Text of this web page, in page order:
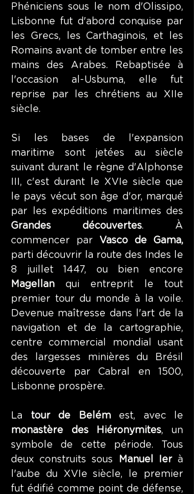
Phéniciens sous le nom d'Olissipo,
Lisbonne fut d'abord conquise par
les Grecs, les Carthaginois, et les
Romains avant de tomber entre les
mains des Arabes. Rebaptisée à
l'occasion al-Usbuma, elle fut
reprise par les chrétiens au XIIe
siècle.
Si les bases de l'expansion
maritime sont jetées au siècle
suivant durant le règne d'Alphonse
III, c'est durant le XVIe siècle que
le pays vécut son âge d'or, marqué
Grandes découvertes. À
commencer par
parti découvrir la route des Indes le
Magellan qui entreprit le tout
premier tour du monde à la voile.
Devenue maîtresse dans l'art de la
navigation et de la cartographie,
centre commercial mondial usant
des largesses minières du Brésil
découverte par Cabral en 1500,
Lisbonne prospère.
La tour de Belém
monastère des Hiéronymites, un
symbole de cette période. Tous
deux construits sous Manuel Ier à
l'aube du XVIe siècle, le premier
fut édifié comme point de défense,